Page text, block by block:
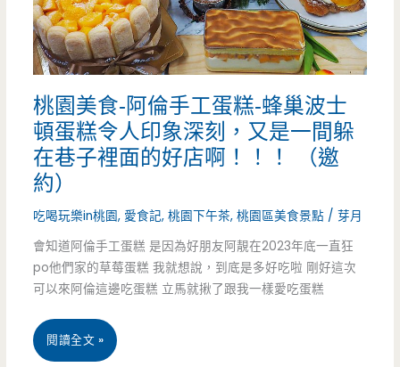
懷
舊
飲
品
現
只
在
裡
桃園美食-阿倫手工蛋糕-蜂巢波士
頓蛋糕令人印象深刻，又是一間躲
在巷子裡面的好店啊！！！ （邀
約）
吃喝玩樂in桃園, 愛食記,桃園下午茶,桃園區美食景點 /芽月
會知道阿倫手工蛋糕 是因為好朋友阿靚在2023年底一直狂
po他們家的草莓蛋糕 我就想說，到底是多好吃啦 剛好這次
可以來阿倫這邊吃蛋糕 立馬就揪了跟我一樣愛吃蛋糕
桃
閱讀全文 »